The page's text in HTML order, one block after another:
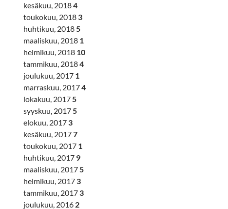
kesäkuu, 20184
toukokuu, 2018 3
huhtikuu, 20185
maaliskuu, 2018 1
helmikuu, 2018 10
tammikuu, 20184
joulukuu, 2017 1
marraskuu, 20174
lokakuu, 20175
syyskuu, 20175
elokuu, 2017 3
kesäkuu, 20177
toukokuu, 2017 1
huhtikuu, 2017 9
maaliskuu, 20175
helmikuu, 2017 3
tammikuu, 2017 3
joulukuu, 2016 2